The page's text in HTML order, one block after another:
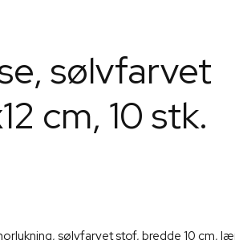
sølvfarvet
cm, 10 stk.
sølvfarvet stof, bredde 10 cm,